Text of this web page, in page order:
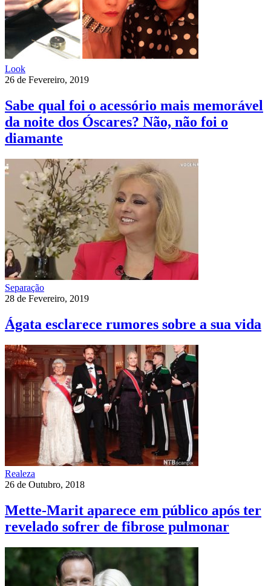
Look
26 de Fevereiro, 2019
Sabe qual foi o acessório mais memorável
da noite dos Óscares? Não, não foi o
diamante
Separação
28 de Fevereiro, 2019
Ágata esclarece rumores sobre a sua vida
Realeza
26 de Outubro, 2018
Mette-Marit aparece em público após ter
revelado sofrer de fibrose pulmonar